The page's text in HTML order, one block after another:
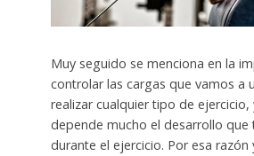
Muy seguido se menciona en la
controlar las cargas que vamos a
realizar cualquier tipo de ejercicio,
depende mucho el desarrollo que
durante el ejercicio. Por esa razón